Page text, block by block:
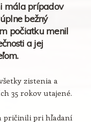
mála prípadov
bežný
počiatku menil
a jej
zistenia a
35 rokov utajené.
pričinili pri hľadaní